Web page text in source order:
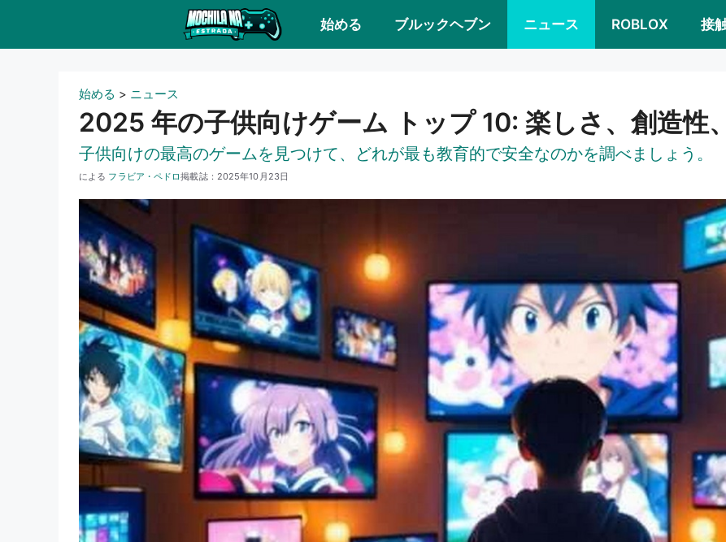
始める ブルックヘブン ニュース ROBLOX 接
始める > ニュース
2025 年の子供向けゲーム トップ 10: 楽しさ、創造性
子供向けの最高のゲームを見つけて、どれが最も教育的で安全なのかを調べましょう。
掲載誌： 2025年10月23日
による フラビア・ペドロ